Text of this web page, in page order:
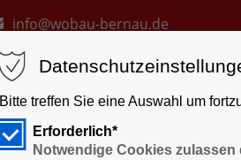
E-Mail an
info@wobau-bernau.de
Bitte treffen Sie eine Auswahl um
Erforderlich*
Notwendige Cookies zulassen